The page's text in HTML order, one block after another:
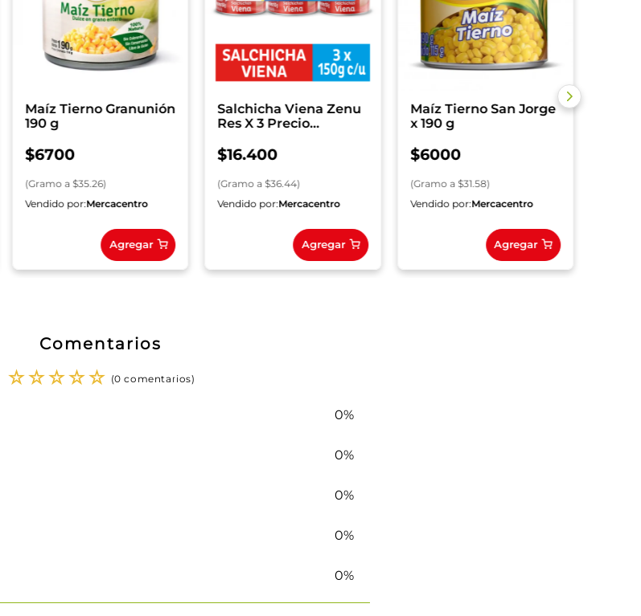
Maíz Tierno Granunión
190 g
$6700
(Gramo a $35.26)
Vendido por:Mercacentro
Agregar
Salchicha Viena Zenu
Res X 3 Precio
$16.400
(Gramo a $36.44)
Vendido por:Mercacentro
Agregar
Maíz Tierno San Jorge
x 190 g
$6000
(Gramo a $31.58)
Vendido por:Mercacentro
Agregar
Comentarios
☆☆☆☆☆ (0 comentarios)
0%
0%
0%
0%
0%